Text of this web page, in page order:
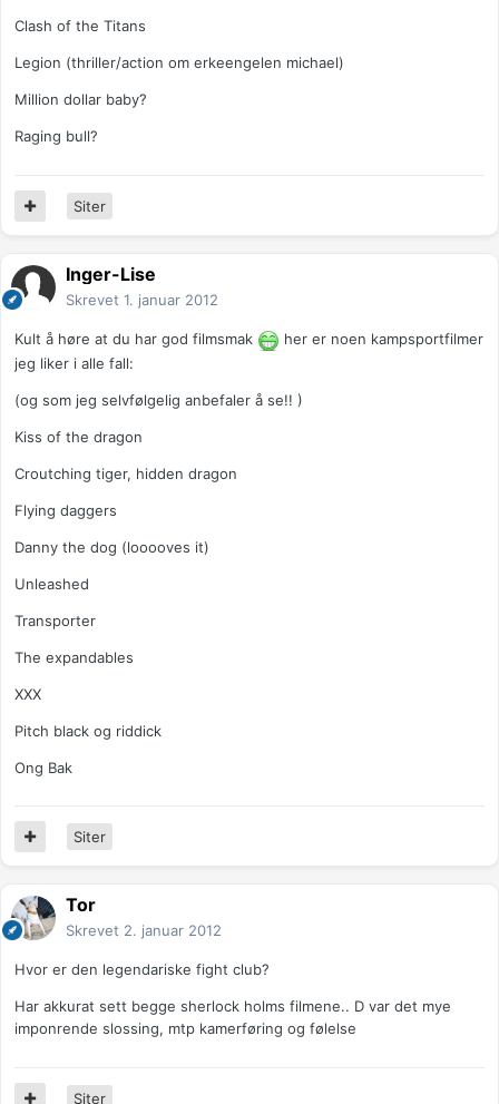
Clash of the Titans
Legion (thriller/action om erkeengelen michael)
Million dollar baby?
Raging bull?
Siter
Inger-Lise
Skrevet 1. januar 2012
Kult å høre at du har god filmsmak
her er noen kampsportfilmer
jeg liker i alle fall:
(og som jeg selvfølgelig anbefaler å se!! )
Kiss of the dragon
Croutching tiger, hidden dragon
Flying daggers
Danny the dog (looooves it)
Unleashed
Transporter
The expandables
XXX
Pitch black og riddick
Ong Bak
Siter
Tor
Skrevet 2. januar 2012
Hvor er den legendariske fight club?
Har akkurat sett begge sherlock holms filmene.. D var det mye
imponrende slossing, mtp kamerføring og følelse
Siter